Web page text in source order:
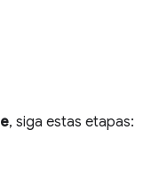
, siga estas etapas: